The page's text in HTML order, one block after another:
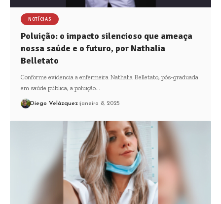
NOTÍCIAS
Poluição: o impacto silencioso que ameaça
nossa saúde e o futuro, por Nathalia
Belletato
Conforme evidencia a enfermeira Nathalia Belletato, pós-graduada
em saúde pública, a poluição…
Diego Velázquez janeiro 8, 2025